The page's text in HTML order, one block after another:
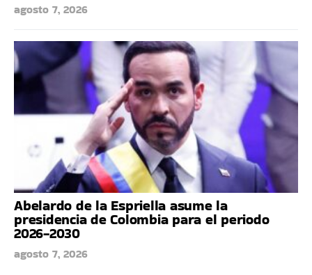
agosto 7, 2026
Abelardo de la Espriella asume la
presidencia de Colombia para el periodo
2026-2030
agosto 7, 2026